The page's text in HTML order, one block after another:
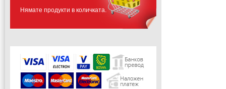
Нямате продукти в количката.